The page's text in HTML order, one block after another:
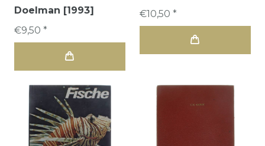
Doelman [1993]
€9,50 *
€10,50 *